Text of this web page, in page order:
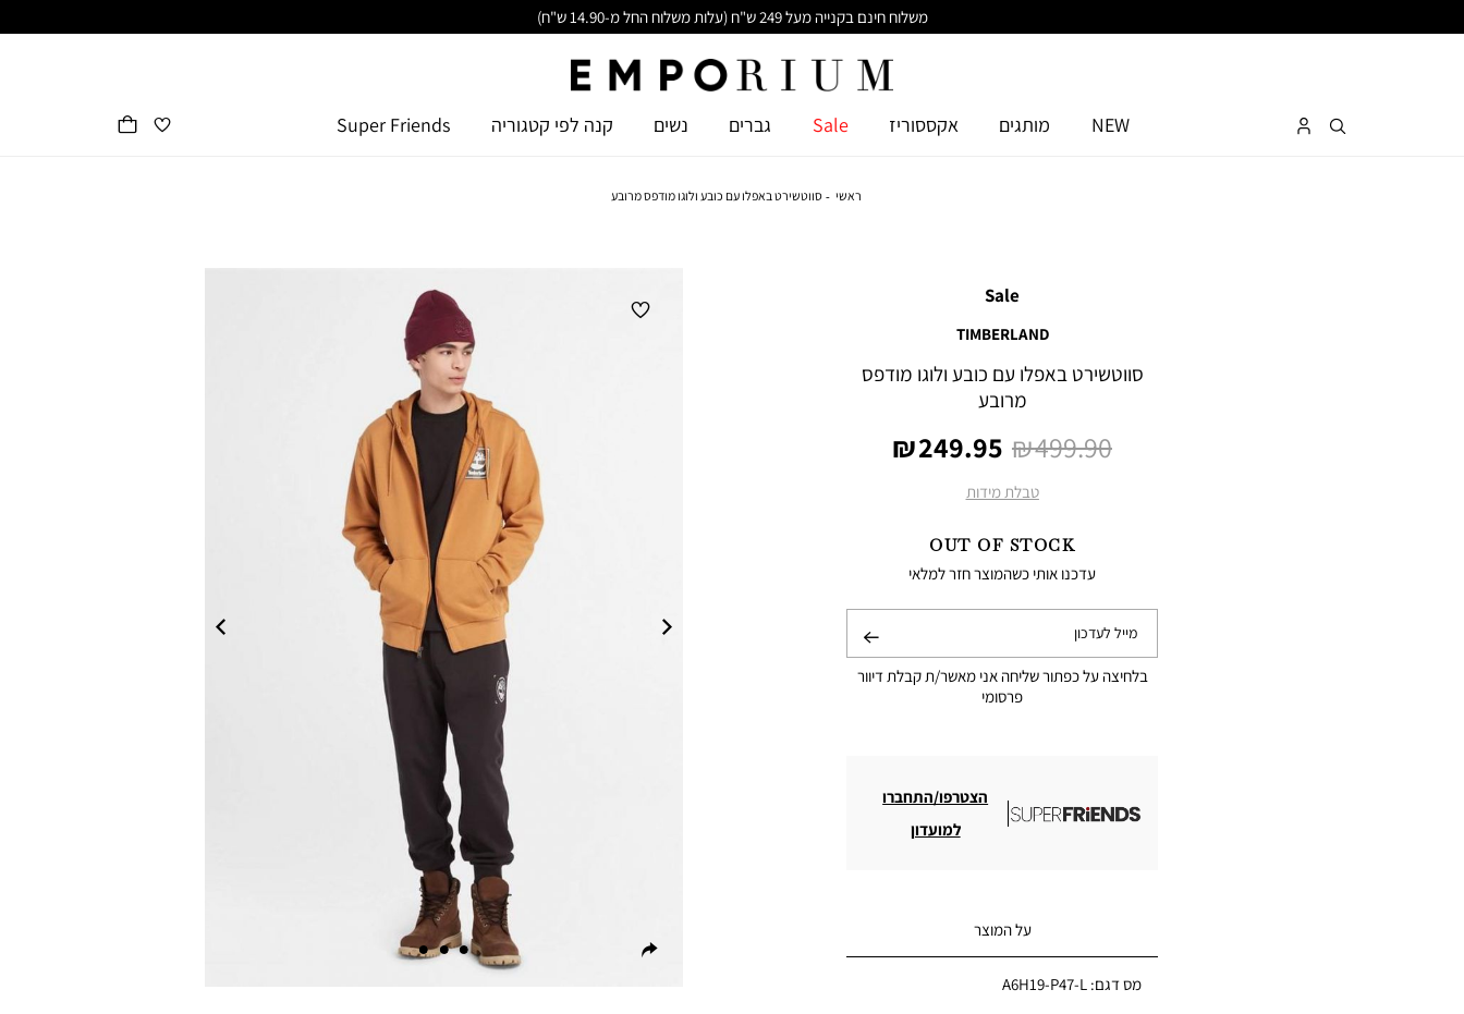
משלוח חינם בקנייה מעל 249 ש"ח (עלות משלוח החל מ-14.90 ש"ח)
NEW מותגים אקססוריז Sale גברים נשים קנה לפי קטגוריה Super Friends
ראשי סווטשירט באפלו עם כובע ולוגו מודפס מרובע
Sale
TIMBERLAND
סווטשירט באפלו עם כובע ולוגו מודפס
מרובע
מחיר
מוצר
249.95 ₪
מחיר
499.90 ₪
טבלת מידות
OUT OF STOCK
עדכנו אותי כשהמוצר חזר למלאי
מייל לעדכון
בלחיצה על כפתור שליחה אני מאשר/ת קבלת דיוור
פרסומי
שליחה
הצטרפו/התחברו
למועדון
על המוצר
מס דגם: A6H19-P47-L